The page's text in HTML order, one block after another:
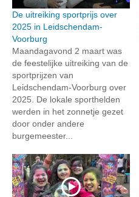
De uitreiking sportprijs over
2025 in Leidschendam-
Voorburg
Maandagavond 2 maart was
de feestelijke uitreiking van de
sportprijzen van
Leidschendam-Voorburg over
2025. De lokale sporthelden
werden in het zonnetje gezet
door onder andere
burgemeester...